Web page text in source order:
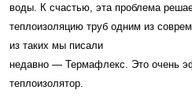
воды. К счастью, эта проблема
теплоизоляцию труб одним из
из таких мы писали
недавно — Термафлекс. Это очень
теплоизолятор.